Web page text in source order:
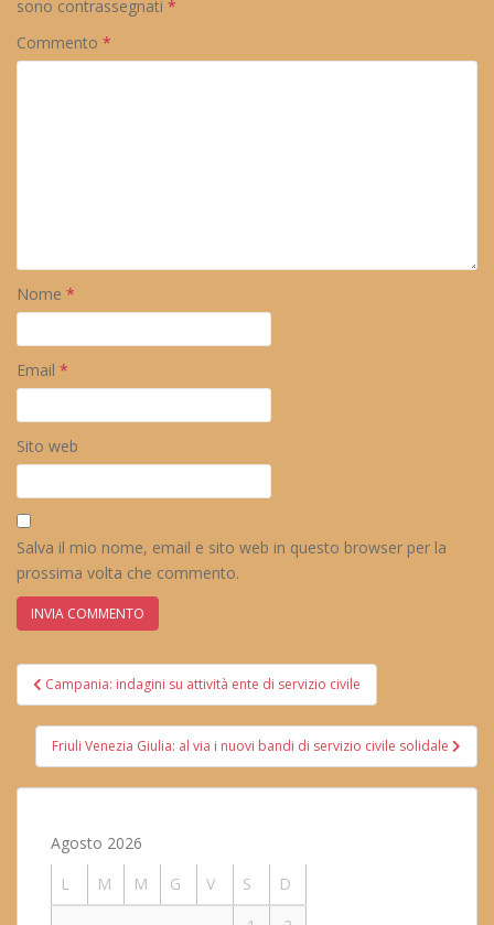
sono contrassegnati *
Commento *
Nome *
Email *
Sito web
Salva il mio nome, email e sito web in questo browser per la
prossima volta che commento.
Navigazione
articoli
Campania: indagini su attività ente di servizio civile
Friuli Venezia Giulia: al via i nuovi bandi di servizio civile solidale
Agosto 2026
L
M M G V S
D